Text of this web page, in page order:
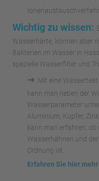
Wichtig zu wissen:
Wasserhärte, können aber
Bakterien im Wasser in
spezielle Wasserfilter und
➜ Mit eine
kann man neben der
Wasserparameter
Aluminium, Kupfer,
kann man erfahren, ob
Wasserhähnen und
Ordnung ist.
Erfahren Sie hier